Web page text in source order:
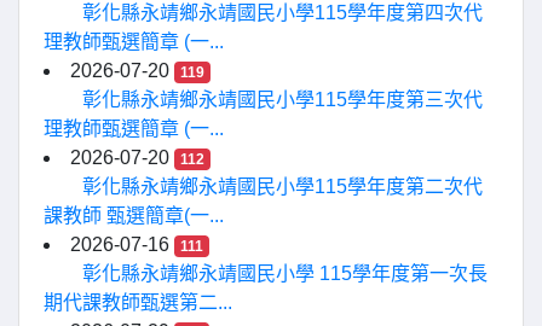
彰化縣永靖鄉永靖國民小學115學年度第四次代
理教師甄選簡章 (一...
2026-07-20
119
彰化縣永靖鄉永靖國民小學115學年度第三次代
理教師甄選簡章 (一...
2026-07-20
112
彰化縣永靖鄉永靖國民小學115學年度第二次代
課教師 甄選簡章(一...
2026-07-16
111
彰化縣永靖鄉永靖國民小學 115學年度第一次長
期代課教師甄選第二...